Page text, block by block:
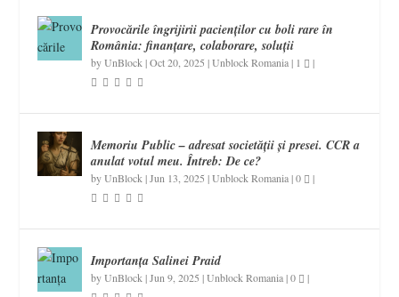
Provocările îngrijirii pacienților cu boli rare în
România: finanțare, colaborare, soluții
byUnBlock |Oct 20, 2025 |Unblock Romania| 1 |
Memoriu Public – adresat societății și presei. CCR a
anulat votul meu. Întreb: De ce?
byUnBlock |Jun 13, 2025 |Unblock Romania|0 |
Importanța Salinei Praid
byUnBlock |Jun 9, 2025 |Unblock Romania|0 |